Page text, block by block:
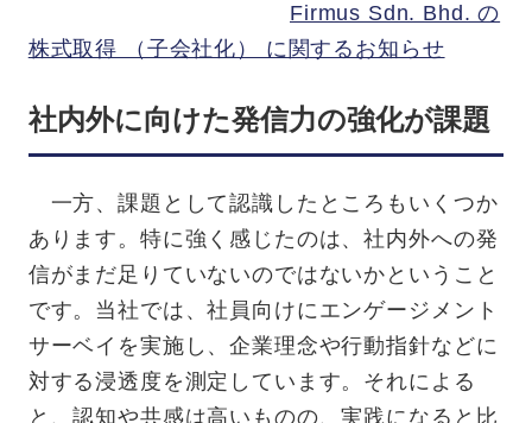
Firmus Sdn. Bhd. の
株式取得 （子会社化） に関するお知らせ
社内外に向けた発信力の強化が課題
一方、課題として認識したところもいくつか
あります。特に強く感じたのは、社内外への発
信がまだ足りていないのではないかということ
です。当社では、社員向けにエンゲージメント
サーベイを実施し、企業理念や行動指針などに
対する浸透度を測定しています。それによる
と、認知や共感は高いものの、実践になると比